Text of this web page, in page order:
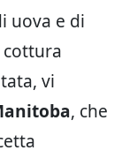
uova e di
vi
, che